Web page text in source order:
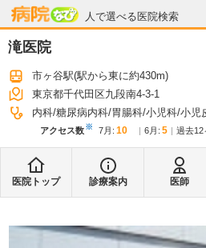
人で選べる医院検索
病院なび
滝医院
市ヶ谷駅(駅から東に約430m)
東京都千代田区九段南4-3-1
内科 糖尿病内科 胃腸科 小児科 小児
アクセス数※ 7月 : 10 6月 : 5 過去12
医院トップ 診療案内 医師